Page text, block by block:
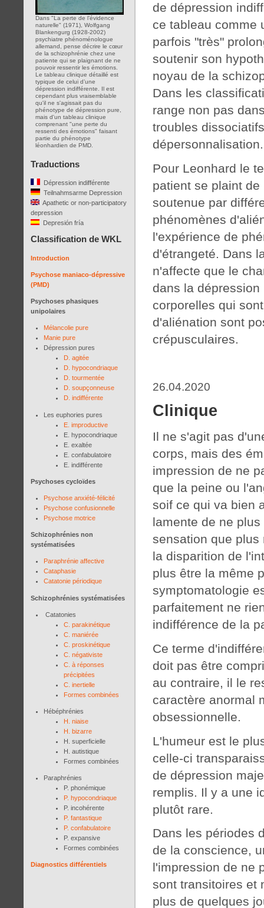
Dans "La perte de l’évidence
naturelle" (1971), Wolfgang
Blankengurg (1928-2002)
psychiatre phénoménologue
allemand, pense décrire le cœur
de la schizophrénie chez une
patiente qui se plaignant de ne
pouvoir ressentir les émotions.
Le tableau clinique détaillé est
typique de celui d’une
dépression indifférente. Il est
cependant plus vraisemblable
qu'il ne s'agissait pas du
phénotype de dépression pure,
mais d'un tableau clinique
comprenant "une perte du
ressenti des émotions" faisant
partie du phénotype
léonhardien de PMD.
Traductions
Dépression indifférente
Teilnahmsarme Depression
Apathetic or non-participatory
depression
Depresión fría
Classification de WKL
Introduction
Psychose maniaco-dépressive
(PMD)
Psychoses phasiques
unipolaires
Mélancolie pure
Manie pure
Dépression pures
D. agitée
D. hypocondriaque
D. tourmentée
D. soupçonneuse
D. indifférente
Les euphories pures
E. improductive
E. hypocondriaque
E. exaltée
E. confabulatoire
E. indifférente
Psychoses cycloïdes
Psychose anxiété-félicité
Psychose confusionnelle
Psychose motrice
Schizophrénies non
systématisées
Paraphrénie affective
Cataphasie
Catatonie périodique
Schizophrénies systématisées
Catatonies
C. parakinétique
C. maniérée
C. proskinétique
C. négativiste
C. à réponses
précipitées
C. inertielle
Formes combinées
Hébéphrénies
H. niaise
H. bizarre
H. superficielle
H. autistique
Formes combinées
Paraphrénies
P. phonémique
P. hypocondriaque
P. incohérente
P. fantastique
P. confabulatoire
P. expansive
Formes combinées
Diagnostics différentiels
de dépression
ce tableau comme
parfois "très"
soutenir son
noyau de la
Dans les
range non pas
troubles
dépersonnalisation.
Pour Leonhard le
patient se plaint
soutenue par
phénomènes
l'expérience de
d'étrangeté. Dans
n'affecte que le
dans la
corporelles qui
d'aliénation sont
crépusculaires.
26.04.2020
Clinique
Il ne s'agit pas
corps, mais des
impression de ne
que la peine ou
soif ce qui va bien
lamente de ne
sensation que plus
la disparition de
plus être la même
symptomatologie
parfaitement ne
indifférence de la
Ce terme
doit pas être
au contraire, il le
caractère anormal
obsessionnelle.
L'humeur est le
celle-ci
de dépression
remplis. Il y a une
plutôt rare.
Dans les périodes
de la conscience,
l'impression de ne
sont transitoires et
plus de quelques